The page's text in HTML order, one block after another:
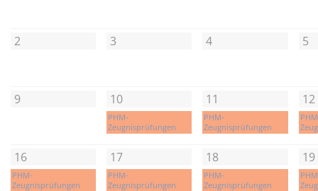
2 3 4 5
9 10
PHM-
Zeugnisprüfungen
11
PHM-
Zeugnisprüfungen
12
16
PHM-
Zeugnisprüfungen
17
PHM-
Zeugnisprüfungen
18
PHM-
Zeugnisprüfungen
19